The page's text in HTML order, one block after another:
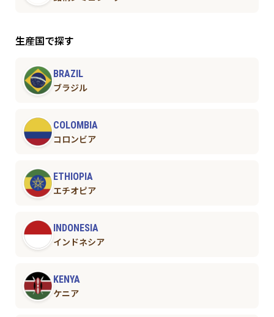
生産国で探す
BRAZIL
ブラジル
COLOMBIA
コロンビア
ETHIOPIA
エチオピア
INDONESIA
インドネシア
KENYA
ケニア